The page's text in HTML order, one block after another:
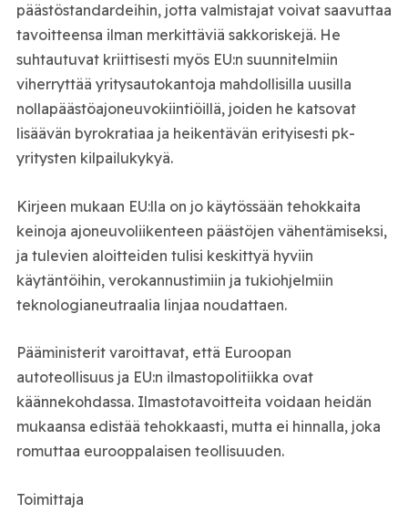
päästöstandardeihin, jotta valmistajat voivat saavuttaa
tavoitteensa ilman merkittäviä sakkoriskejä. He
suhtautuvat kriittisesti myös EU:n suunnitelmiin
viherryttää yritysautokantoja mahdollisilla uusilla
nollapäästöajoneuvokiintiöillä, joiden he katsovat
lisäävän byrokratiaa ja heikentävän erityisesti pk-
yritysten kilpailukykyä.
Kirjeen mukaan EU:lla on jo käytössään tehokkaita
keinoja ajoneuvoliikenteen päästöjen vähentämiseksi,
ja tulevien aloitteiden tulisi keskittyä hyviin
käytäntöihin, verokannustimiin ja tukiohjelmiin
teknologianeutraalia linjaa noudattaen.
Pääministerit varoittavat, että Euroopan
autoteollisuus ja EU:n ilmastopolitiikka ovat
käännekohdassa. Ilmastotavoitteita voidaan heidän
mukaansa edistää tehokkaasti, mutta ei hinnalla, joka
romuttaa eurooppalaisen teollisuuden.
Toimittaja